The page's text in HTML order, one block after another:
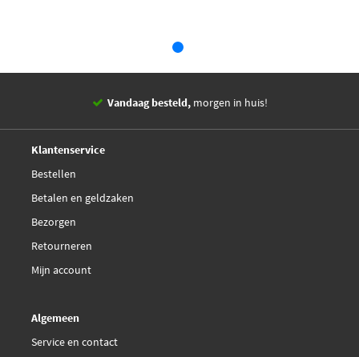
Vandaag besteld, morgen in huis!
Klantenservice
Bestellen
Betalen en geldzaken
Bezorgen
Retourneren
Mijn account
Algemeen
Service en contact